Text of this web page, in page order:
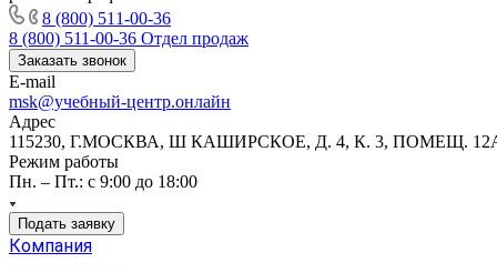
8 (800) 511-00-36
8 (800) 511-00-36 Отдел продаж
Заказать звонок
E-mail
msk@учебный-центр.онлайн
Адрес
115230, Г.МОСКВА, Ш КАШИРСКОЕ, Д. 4, К. 3, ПОМЕЩ.
Режим работы
Пн. – Пт.: с 9:00 до 18:00
Подать заявку
Компания